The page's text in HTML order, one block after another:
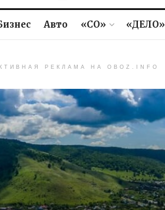
Авто «СО» «ДЕЛО»
РЕКЛАМА НА OBOZ.INFO